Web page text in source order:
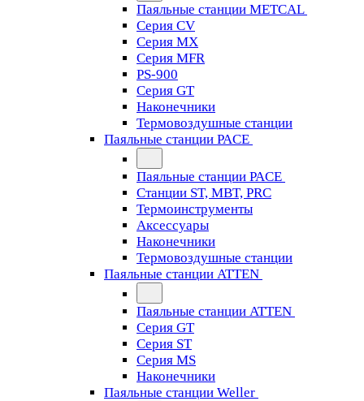
Паяльные станции METCAL
Серия CV
Серия MX
Серия MFR
PS-900
Серия GT
Наконечники
Термовоздушные станции
Паяльные станции PACE
Паяльные станции PACE
Станции ST, MBT, PRC
Термоинструменты
Аксессуары
Наконечники
Термовоздушные станции
Паяльные станции ATTEN
Паяльные станции ATTEN
Серия GT
Серия ST
Серия MS
Наконечники
Паяльные станции Weller